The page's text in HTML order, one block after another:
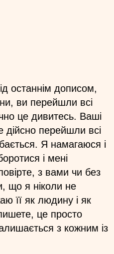
останнім дописом,
ви перейшли всі
це дивитесь. Ваші
дійсно перейшли всі
Я намагаюся і
і мені
з вами чи без
що я ніколи не
її як людину і як
це просто
з кожним із